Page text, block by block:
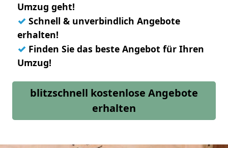
Umzug geht!
✓ Schnell & unverbindlich Angebote
erhalten!
✓ Finden Sie das beste Angebot für Ihren
Umzug!
blitzschnell kostenlose Angebote
erhalten